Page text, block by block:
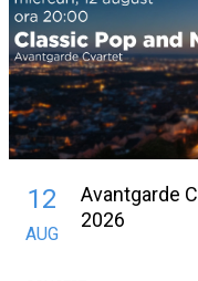
12
AUG
Avantgarde
2026